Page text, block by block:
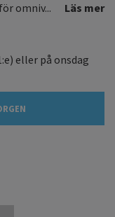
omniv...
Läs mer
eller på onsdag